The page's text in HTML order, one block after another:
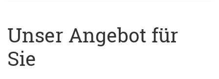
Unser Angebot für
Sie